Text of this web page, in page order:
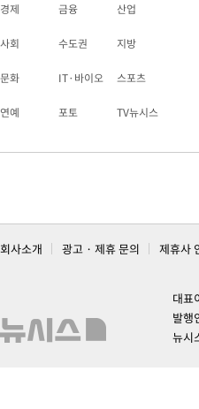
경제 금융 산업
사회 수도권 지방
문화 IT·바이오 스포츠
연예 포토 TV뉴시스
회사소개 광고 · 제휴 문의 제휴사
대표
발행
뉴시